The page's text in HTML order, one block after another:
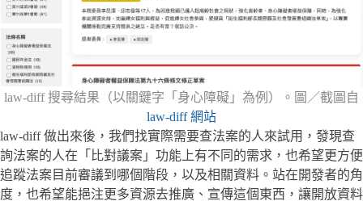
law-diff 搜尋結果（以關鍵字「身心障礙」為例）。圖／截圖自
law-diff 網站
law-diff 做出來後，我們找實際需要查法案的人來試用，發現查
詢法案的人在「比對議案」功能上有不同的需求，也希望更方便
追蹤法案目前審議到哪個階段，以及相關資料。站在開發者的角
度，也希望能挹注更多資源去推廣、宣傳這個東西，讓開放資料